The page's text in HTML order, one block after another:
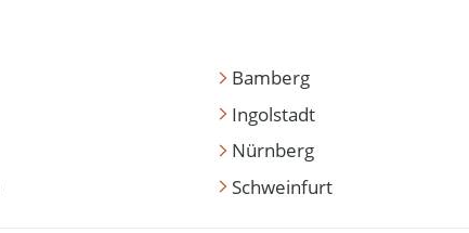
Bamberg
Ingolstadt
Nürnberg
Schweinfurt